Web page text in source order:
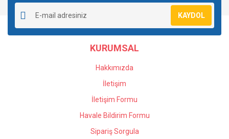
KAYDOL
KURUMSAL
Hakkımızda
İletişim
İletişim Formu
Havale Bildirim Formu
Sipariş Sorgula